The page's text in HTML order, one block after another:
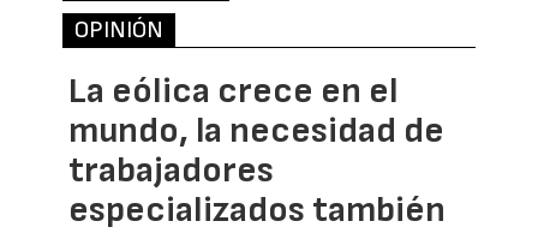
OPINIÓN
La eólica crece en el
mundo, la necesidad de
trabajadores
especializados también